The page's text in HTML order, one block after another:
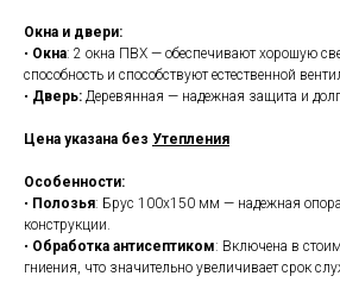
Окна и двери:
• Окна: 2 окна ПВХ — обеспечивают хорошую
способность и способствуют естественной
• Дверь: Деревянная — надежная защита и
Цена указана без Утепления
Особенности:
• Полозья: Брус 100x150 мм — надежная
конструкции.
• Обработка антисептиком: Включена в
гниения, что значительно увеличивает срок